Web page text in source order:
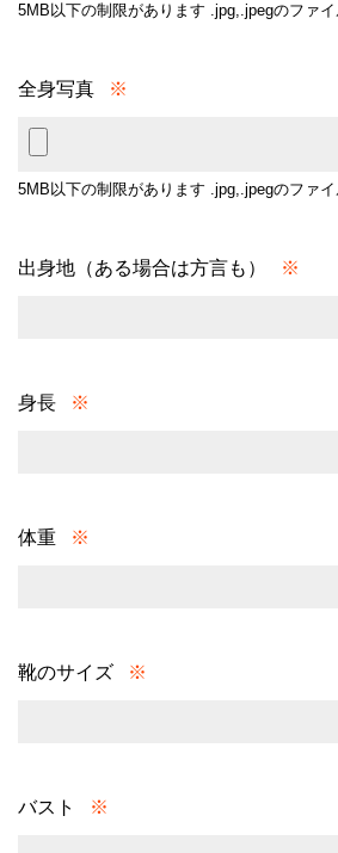
5MB以下の制限があります .jpg,.jpegのファ
全身写真 ※
5MB以下の制限があります .jpg,.jpegのファ
出身地（ある場合は方言も） ※
身長 ※
体重 ※
靴のサイズ ※
バスト ※